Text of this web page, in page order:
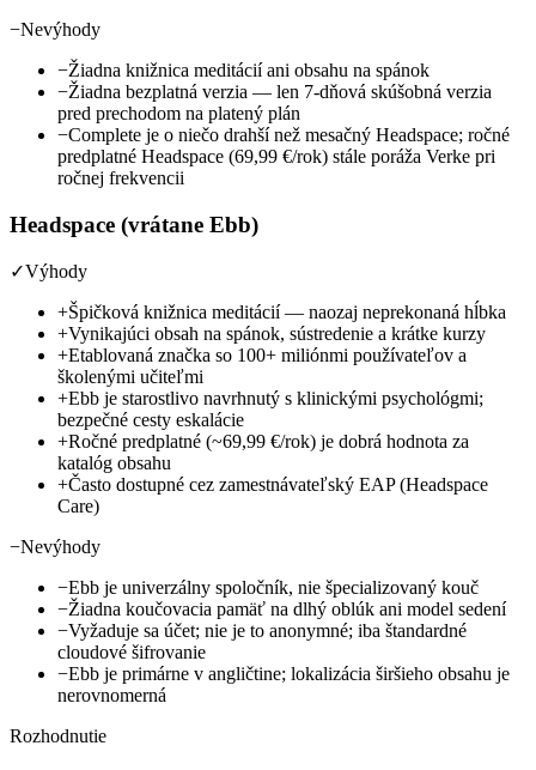
−Nevýhody
−Žiadna knižnica meditácií ani obsahu na spánok
−Žiadna bezplatná verzia — len 7-dňová skúšobná verzia
pred prechodom na platený plán
−Complete je o niečo drahší než mesačný Headspace; ročné
predplatné Headspace (69,99 €/rok) stále poráža Verke pri
ročnej frekvencii
Headspace (vrátane Ebb)
✓Výhody
+Špičková knižnica meditácií — naozaj neprekonaná hĺbka
+Vynikajúci obsah na spánok, sústredenie a krátke kurzy
+Etablovaná značka so 100+ miliónmi používateľov a
školenými učiteľmi
+Ebb je starostlivo navrhnutý s klinickými psychológmi;
bezpečné cesty eskalácie
+Ročné predplatné (~69,99 €/rok) je dobrá hodnota za
katalóg obsahu
+Často dostupné cez zamestnávateľský EAP (Headspace
Care)
−Nevýhody
−Ebb je univerzálny spoločník, nie špecializovaný kouč
−Žiadna koučovacia pamäť na dlhý oblúk ani model sedení
−Vyžaduje sa účet; nie je to anonymné; iba štandardné
cloudové šifrovanie
−Ebb je primárne v angličtine; lokalizácia širšieho obsahu je
nerovnomerná
Rozhodnutie